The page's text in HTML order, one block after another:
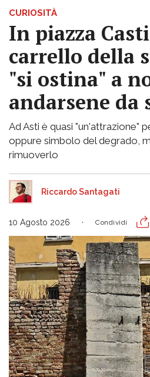
CURIOSITÀ
In piazza
carrello della
"si ostina" a
andarsene da
Ad Asti è quasi "un'attrazione"
oppure simbolo del degrado,
rimuoverlo
Riccardo Santagati
10 Agosto 2026 Condividi